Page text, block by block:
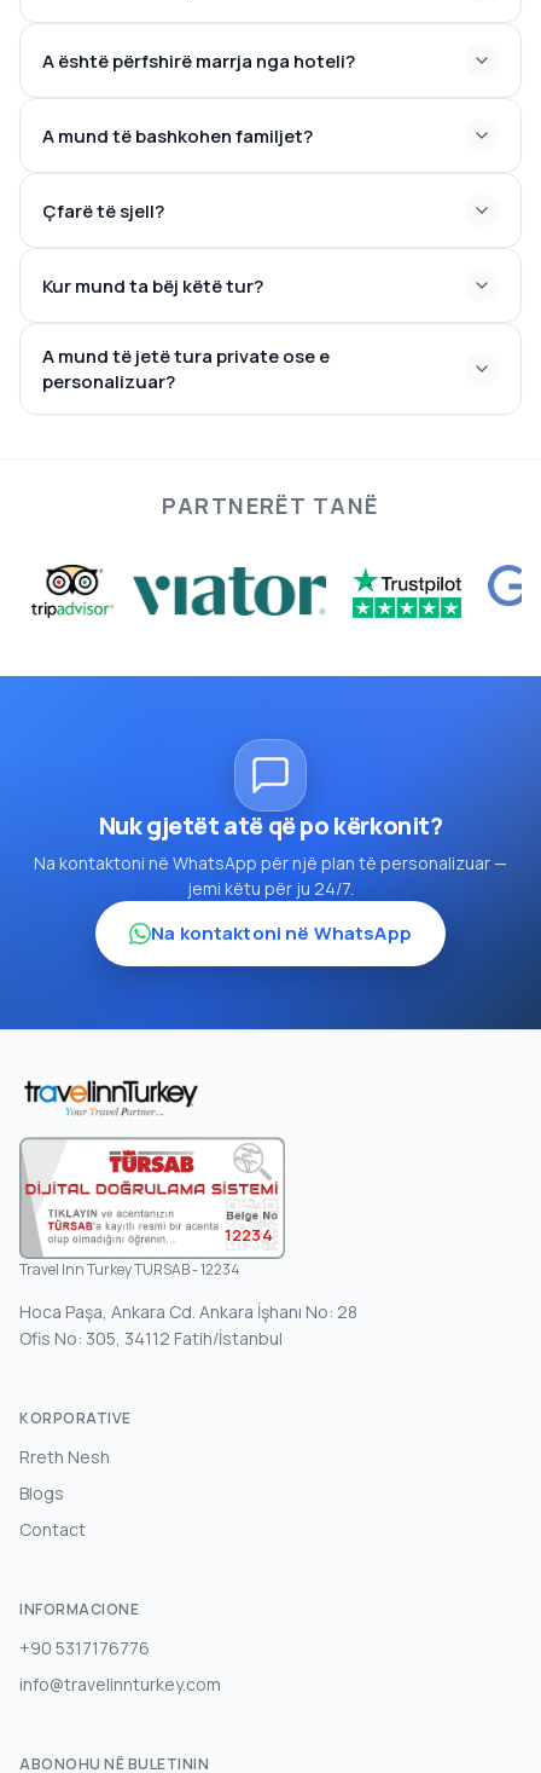
A është përfshirë marrja nga hoteli?
Marrja dhe lëshimi jashtë Göreme +10 €. Nevşehir, Nar,
A mund të bashkohen familjet?
Çfarë të sjell?
Kur mund ta bëj këtë tur?
A mund të jetë tura private ose e
personalizuar?
PARTNERËT TANË
Nuk gjetët atë që po kërkonit?
Na kontaktoni në WhatsApp për një plan të personalizuar —
jemi këtu për ju 24/7.
Na kontaktoni në WhatsApp
12234
Travel Inn Turkey TURSAB - 12234
Hoca Paşa, Ankara Cd. Ankara İşhanı No: 28
Ofis No: 305, 34112 Fatih/İstanbul
KORPORATIVE
Rreth Nesh
Blogs
Contact
INFORMACIONE
+90 5317176776
info@travelinnturkey.com
ABONOHU NË BULETININ